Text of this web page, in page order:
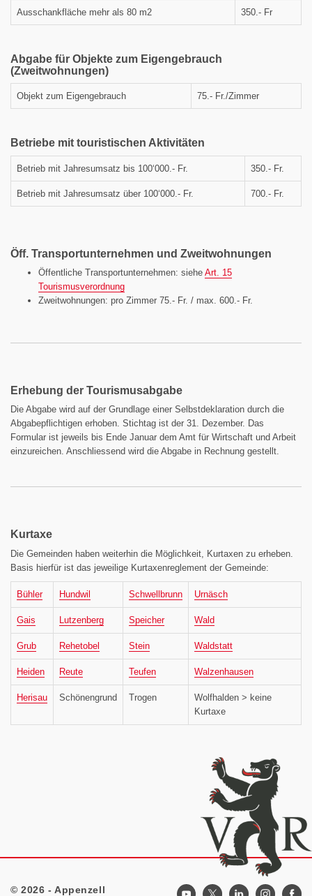
Ausschankfläche mehr als 80 m2 350.- Fr
Abgabe für Objekte zum Eigengebrauch
(Zweitwohnungen)
Objekt zum Eigengebrauch 75.- Fr./Zimmer
Betriebe mit touristischen Aktivitäten
Betrieb mit Jahresumsatz bis 100‘000.- Fr. 350.- Fr.
Betrieb mit Jahresumsatz über 100‘000.- Fr. 700.- Fr.
Öff. Transportunternehmen und Zweitwohnungen
Öffentliche Transportunternehmen: siehe Art. 15
Tourismusverordnung
Zweitwohnungen: pro Zimmer 75.- Fr. / max. 600.- Fr.
Erhebung der Tourismusabgabe
Die Abgabe wird auf der Grundlage einer Selbstdeklaration durch die
Abgabepflichtigen erhoben. Stichtag ist der 31. Dezember. Das
Formular ist jeweils bis Ende Januar dem Amt für Wirtschaft und Arbeit
einzureichen. Anschliessend wird die Abgabe in Rechnung gestellt.
Kurtaxe
Die Gemeinden haben weiterhin die Möglichkeit, Kurtaxen zu erheben.
Basis hierfür ist das jeweilige Kurtaxenreglement der Gemeinde:
Bühler Hundwil Schwellbrunn Urnäsch
Gais Lutzenberg Speicher Wald
Grub Rehetobel Stein Waldstatt
Heiden Reute Teufen Walzenhausen
Herisau Schönengrund Trogen
Wolfhalden > keine
Kurtaxe
© 2026 - Appenzell